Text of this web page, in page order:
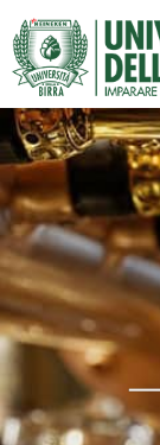
Vai
al
contenuto